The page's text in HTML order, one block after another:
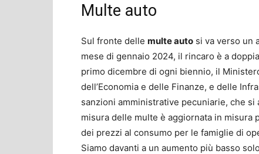
Multe auto
Sul fronte delle multe auto si va verso un
mese di gennaio 2024, il rincaro è a
primo dicembre di ogni biennio, il
dell’Economia e delle Finanze, e delle
sanzioni amministrative pecuniarie, che si
misura delle multe è aggiornata in misura
dei prezzi al consumo per le famiglie di
Siamo davanti a un aumento più basso